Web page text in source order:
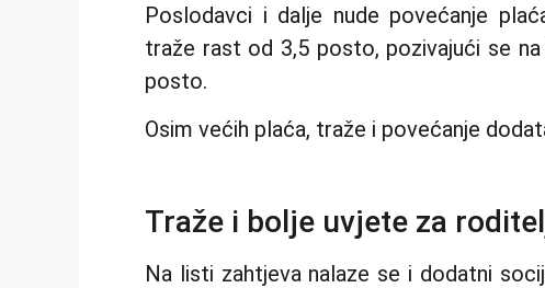
Poslodavci i dalje nude povećanje
traže rast od 3,5 posto, pozivajući se
posto.
Osim većih plaća, traže i povećanje
Traže i bolje uvjete za
Na listi zahtjeva nalaze se i dodatni